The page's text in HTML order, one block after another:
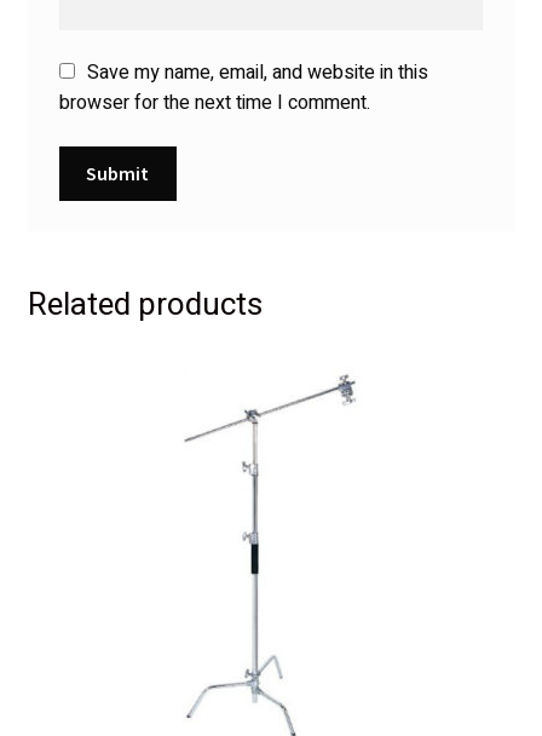
Save my name, email, and website in this
browser for the next time I comment.
Related products